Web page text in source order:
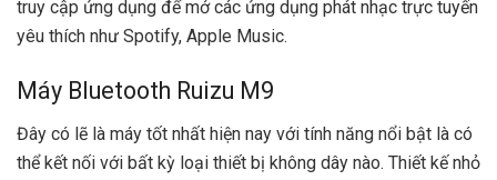
truy cập ứng dụng để mở các ứng dụng phát nhạc trực tuyến
yêu thích như Spotify, Apple Music.
Máy Bluetooth Ruizu M9
Đây có lẽ là máy tốt nhất hiện nay với tính năng nổi bật là có
thể kết nối với bất kỳ loại thiết bị không dây nào. Thiết kế nhỏ